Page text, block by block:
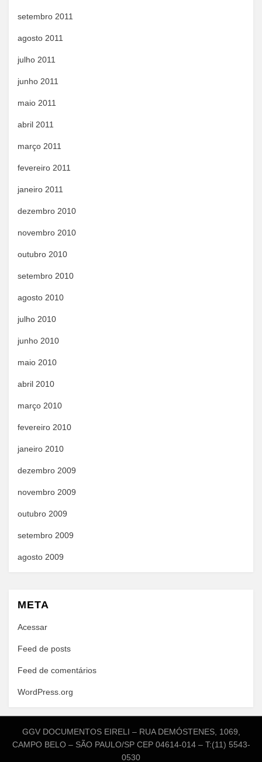
setembro 2011
agosto 2011
julho 2011
junho 2011
maio 2011
abril 2011
março 2011
fevereiro 2011
janeiro 2011
dezembro 2010
novembro 2010
outubro 2010
setembro 2010
agosto 2010
julho 2010
junho 2010
maio 2010
abril 2010
março 2010
fevereiro 2010
janeiro 2010
dezembro 2009
novembro 2009
outubro 2009
setembro 2009
agosto 2009
META
Acessar
Feed de posts
Feed de comentários
WordPress.org
GGV DOCUMENTOS EIRELI – RUA DEMÓSTENES, 1069,
CAMPO BELO – SÃO PAULO/SP CEP 04614-014 – T:(11) 5543-
0530